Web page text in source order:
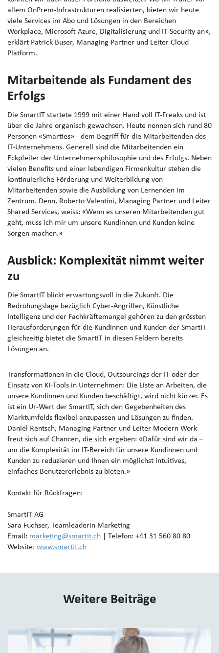
allem OnPrem-Infrastrukturen realisierten, bieten wir heute
viele Services im Abo und Lösungen in den Bereichen
Workplace, Microsoft Azure, Digitalisierung und IT-Security an»,
erklärt Patrick Buser, Managing Partner und Leiter Cloud
Platform.
Mitarbeitende als Fundament des
Erfolgs
Die SmartIT startete 1999 mit einer Hand voll IT-Freaks und ist
über die Jahre organisch gewachsen. Heute nennen sich rund 80
Personen «Smarties» - dem Begriff für die Mitarbeitenden des
IT-Unternehmens. Generell sind die Mitarbeitenden ein
Eckpfeiler der Unternehmensphilosophie und des Erfolgs. Neben
vielen Benefits und einer lebendigen Firmenkultur stehen die
kontinuierliche Förderung und Weiterbildung von
Mitarbeitenden sowie die Ausbildung von Lernenden im
Zentrum. Denn, Roberto Valentini, Managing Partner und Leiter
Shared Services, weiss: «Wenn es unseren Mitarbeitenden gut
geht, muss ich mir um unsere Kundinnen und Kunden keine
Sorgen machen.»
Ausblick: Komplexität nimmt weiter
zu
Die SmartIT blickt erwartungsvoll in die Zukunft. Die
Bedrohungslage bezüglich Cyber-Angriffen, Künstliche
Intelligenz und der Fachkräftemangel gehören zu den grössten
Herausforderungen für die Kundinnen und Kunden der SmartIT -
gleichzeitig bietet die SmartIT in diesen Feldern bereits
Lösungen an.
Transformationen in die Cloud, Outsourcings der IT oder der
Einsatz von KI-Tools in Unternehmen: Die Liste an Arbeiten, die
unsere Kundinnen und Kunden beschäftigt, wird nicht kürzer. Es
ist ein Ur-Wert der SmartIT, sich den Gegebenheiten des
Marktumfelds flexibel anzupassen und Lösungen zu finden.
Daniel Rentsch, Managing Partner und Leiter Modern Work
freut sich auf Chancen, die sich ergeben: «Dafür sind wir da –
um die Komplexität im IT-Bereich für unsere Kundinnen und
Kunden zu reduzieren und Ihnen ein möglichst intuitives,
einfaches Benutzererlebnis zu bieten.»
Kontakt für Rückfragen:
SmartIT AG
Sara Fuchser, Teamleaderin Marketing
Email: marketing@smartit.ch | Telefon: +41 31 560 80 80
Website: www.smartit.ch
Weitere Beiträge